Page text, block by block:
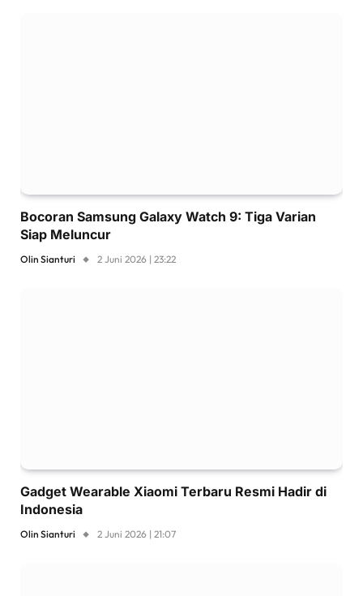
Bocoran Samsung Galaxy Watch 9: Tiga Varian
Siap Meluncur
Olin Sianturi 2 Juni 2026 | 23:22
Gadget Wearable Xiaomi Terbaru Resmi Hadir di
Indonesia
Olin Sianturi 2 Juni 2026 | 21:07